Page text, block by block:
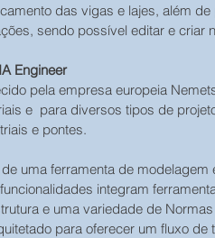
das vigas e lajes, além
sendo possível editar e criar
Engineer
pela empresa europeia
e  para diversos tipos de
e pontes.
uma ferramenta de
integram
e uma variedade de
para oferecer um fluxo